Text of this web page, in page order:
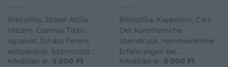
címlapon Makai Ádám,
a költő nővérének
unokája ajándékozó
soraival.
Bibliofília. József Attila:
Hazám. Csernus Tibor
rajzaival, Juhász Ferenc
előszavával. Számozott
példány. A címlapon Makai
Kikiáltási ár: 5 000 Ft
Erfahrungen bei
künstlerischen
Flachdruckverfahren.
Mit Druckbeispielen.
Bibliofília. Kappstein, Carl:
Der künstlerische
Steindruck. Handwerkliche
Erfahrungen bei
künstlerischen
Kikiáltási ár: 5 000 Ft